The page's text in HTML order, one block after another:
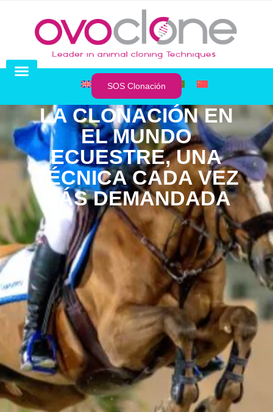
SOS Clonación
LA CLONACIÓN EN
EL MUNDO
ECUESTRE, UNA
TÉCNICA CADA VEZ
MÁS DEMANDADA